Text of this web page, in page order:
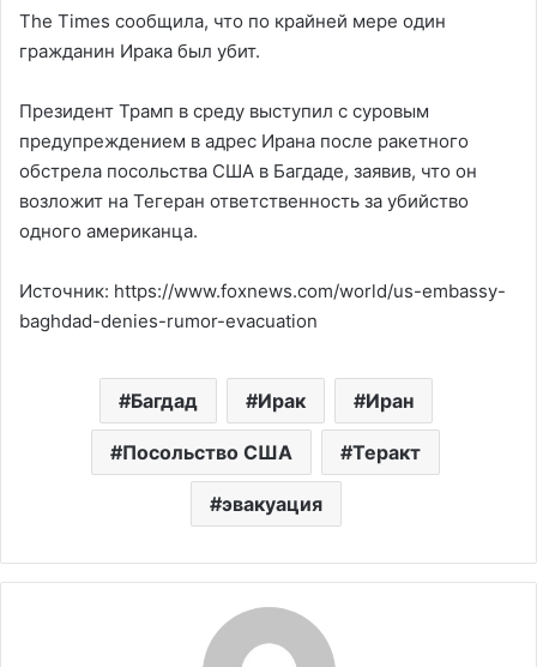
The Times сообщила, что по крайней мере один
гражданин Ирака был убит.
Президент Трамп в среду выступил с суровым
предупреждением в адрес Ирана после ракетного
обстрела посольства США в Багдаде, заявив, что он
возложит на Тегеран ответственность за убийство
одного американца.
Источник: https://www.foxnews.com/world/us-embassy-
baghdad-denies-rumor-evacuation
Багдад Ирак Иран
Посольство США Теракт
эвакуация